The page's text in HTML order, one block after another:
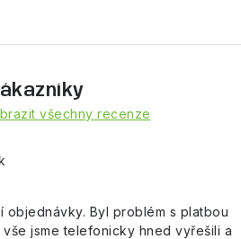
Vrácení a výměna zboží
všechny recenze
objednávky. Byl problém s platbou
jsme telefonicky hned vyřešili a